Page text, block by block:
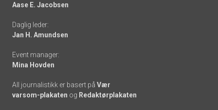
-
links
Aase E. Jacobsen
Daglig leder:
Jan H. Amundsen
Event manager:
Mina Hovden
All journalistikk er basert på Vær
varsom-plakaten og Redaktørplakaten